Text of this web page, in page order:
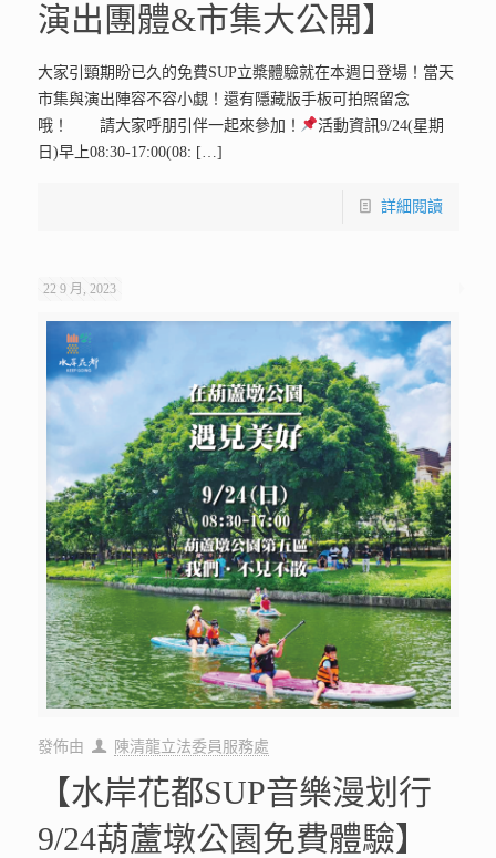
演出團體&市集大公開】
大家引頸期盼已久的免費SUP立槳體驗就在本週日登場！當天
市集與演出陣容不容小覷！還有隱藏版手板可拍照留念
哦！ 請大家呼朋引伴一起來參加！
活動資訊9/24(星期
日)早上08:30-17:00(08: […]
詳細閱讀
22 9 月, 2023
發佈由 陳清龍立法委員服務處
【水岸花都SUP音樂漫划行
9/24葫蘆墩公園免費體驗】